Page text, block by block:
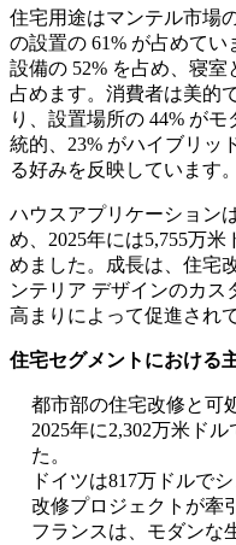
住宅用途はマンテル市場
の設置の 61% が占めて
設備の 52% を占め、寝室
占めます。消費者は美的
り、設置場所の 44% が
統的、23% がハイブリッ
る好みを反映しています。
ハウスアプリケーション
め、2025年には5,755万
めました。成長は、住宅
ンテリア デザインのカ
高まりによって促進され
住宅セグメントにおける
都市部の住宅改修と可
2025年に2,302万米ド
た。
ドイツは817万ドルで
改修プロジェクトが牽
フランスは、モダンな